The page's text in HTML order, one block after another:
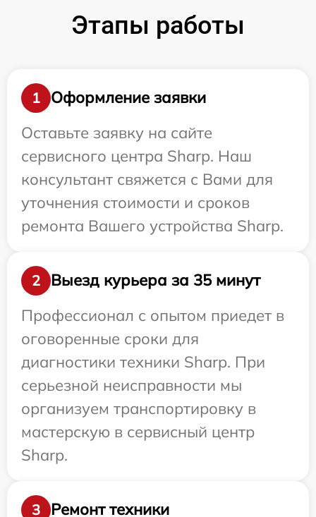
Этапы работы
1
Оформление заявки
Оставьте заявку на сайте
сервисного центра Sharp. Наш
консультант свяжется с Вами для
уточнения стоимости и сроков
ремонта Вашего устройства Sharp.
2
Выезд курьера за 35 минут
Профессионал с опытом приедет в
оговоренные сроки для
диагностики техники Sharp. При
серьезной неисправности мы
организуем транспортировку в
мастерскую в сервисный центр
Sharp.
3
Ремонт техники